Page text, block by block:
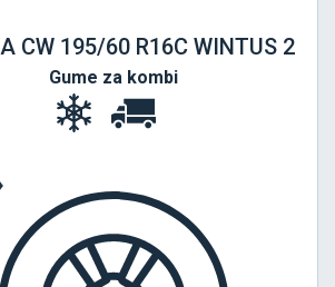
CW 195/60 R16C WINTUS 2
Gume za kombi